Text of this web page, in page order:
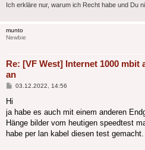
Ich erkläre nur, warum ich Recht habe und Du
munto
Newbie
Re: [VF West] Internet 1000
an
Beitrag
03.12.2022, 14:56
Hi
ja habe es auch mit einem anderen
Hänge bilder vom heutigen speedtest
habe per lan kabel diesen test gemacht.